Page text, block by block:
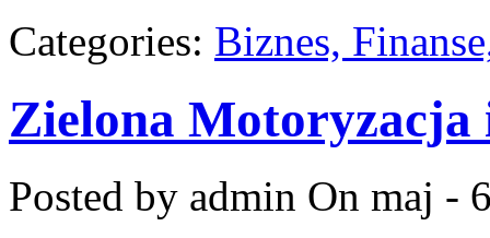
Categories: Biznes,
Zielona Motoryzacja
Posted by admin On maj -